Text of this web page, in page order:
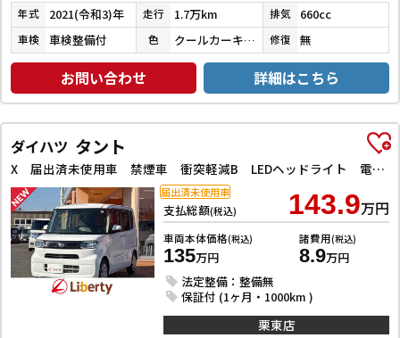
年式 2021(令和3)年 走行 1.7万km 排気 660cc
車検 車検整備付 色 クールカーキパールメタリック 修復 無
お問い合わせ 詳細はこちら
ダイハツ タント
X 届出済未使用車 禁煙車 衝突軽減B LEDヘッドライト 電子パーキング 前席シートヒーター 左パワースライドドア スマートキー プッシュスタート アイドリングストップ 障害物センサー オートエアコン
支払総額(税込) 143.9万円
車両本体価格(税込)
135万円
諸費用(税込)
8.9万円
法定整備：整備無
保証付 (1ヶ月・1000km )
届出済未使用車
栗東店